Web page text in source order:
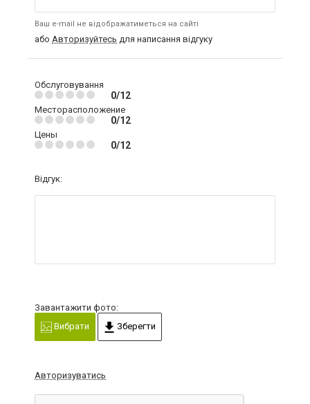
Ваш e-mail не відображатиметься на сайті
або Авторизуйтесь для написання відгуку
Обслуговування
0/12
Месторасположение
0/12
Цены
0/12
Відгук:
Завантажити фото:
Вибрати
Зберегти
Авторизуватись